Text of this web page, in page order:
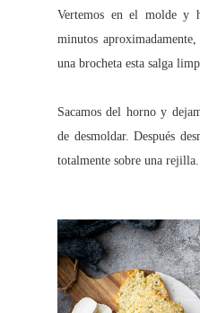
Vertemos en el molde y
minutos
una brocheta esta salga
Sacamos del horno y
de desmoldar. Después
totalmente sobre una rejilla.